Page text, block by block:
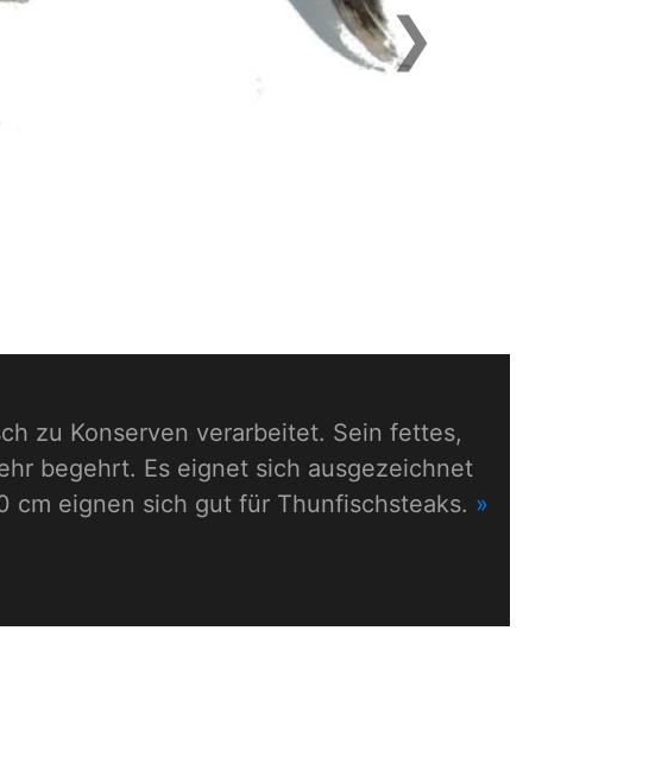
zu Konserven verarbeitet. Sein fettes,
begehrt. Es eignet sich ausgezeichnet
cm eignen sich gut für Thunfischsteaks. »
❯Next